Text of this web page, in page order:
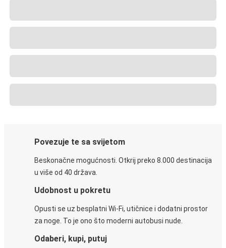
Povezuje te sa svijetom
Beskonačne mogućnosti. Otkrij preko 8.000 destinacija
u više od 40 država.
Udobnost u pokretu
Opusti se uz besplatni Wi-Fi, utičnice i dodatni prostor
za noge. To je ono što moderni autobusi nude.
Odaberi, kupi, putuj